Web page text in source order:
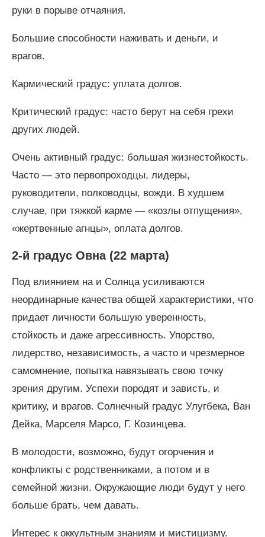
руки в порыве отчаяния.
Большие способности наживать и деньги, и
врагов.
Кармический градус: уплата долгов.
Критический градус: часто берут на себя грехи
других людей.
Очень активный градус: большая жизнестойкость.
Часто — это первопроходцы, лидеры,
руководители, полководцы, вожди. В худшем
случае, при тяжкой карме — «козлы отпущения»,
«жертвенные агнцы», оплата долгов.
2-й градус Овна (22 марта)
Под влиянием на и Солнца усиливаются
неординарные качества общей характеристики, что
придает личности большую уверенность,
стойкость и даже агрессивность. Упорство,
лидерство, независимость, а часто и чрезмерное
самомнение, попытка навязывать свою точку
зрения другим. Успехи породят и зависть, и
критику, и врагов. Солнечный градус Улугбека, Ван
Дейка, Марселя Марсо, Г. Козинцева.
В молодости, возможно, будут огорчения и
конфликты с родственниками, а потом и в
семейной жизни. Окружающие люди будут у него
больше брать, чем давать.
Интерес к оккультным знаниям и мистицизму.